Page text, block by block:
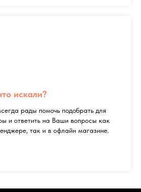
искали?
рады помочь подобрать для
и ответить на Ваши вопросы как
так и в офлайн магазине.